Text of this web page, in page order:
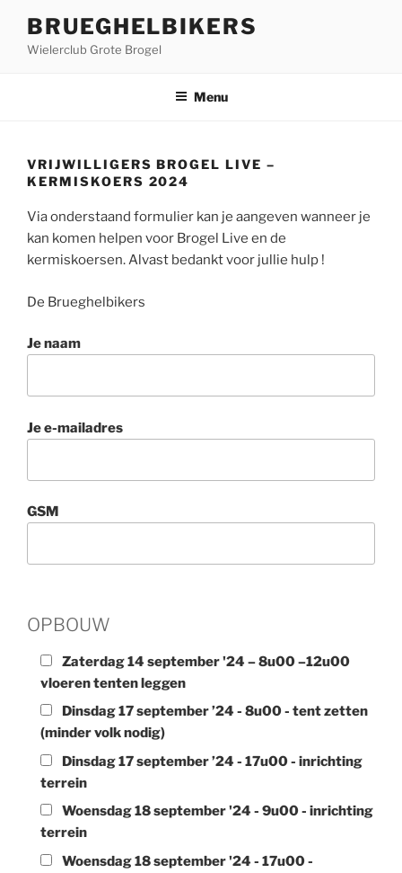
BRUEGHELBIKERS
Wielerclub Grote Brogel
Menu
VRIJWILLIGERS BROGEL LIVE –
KERMISKOERS 2024
Via onderstaand formulier kan je aangeven wanneer je
kan komen helpen voor Brogel Live en de
kermiskoersen. Alvast bedankt voor jullie hulp !
De Brueghelbikers
Je naam
Je e-mailadres
GSM
OPBOUW
Zaterdag 14 september '24 – 8u00 –12u00
vloeren tenten leggen
Dinsdag 17 september ’24 - 8u00 - tent zetten
(minder volk nodig)
Dinsdag 17 september ’24 - 17u00 - inrichting
terrein
Woensdag 18 september '24 - 9u00 - inrichting
terrein
Woensdag 18 september '24 - 17u00 -